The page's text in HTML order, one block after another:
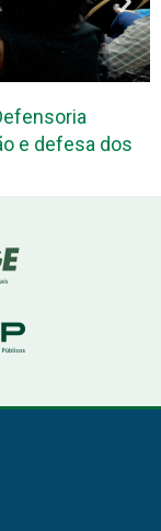
e defesa dos